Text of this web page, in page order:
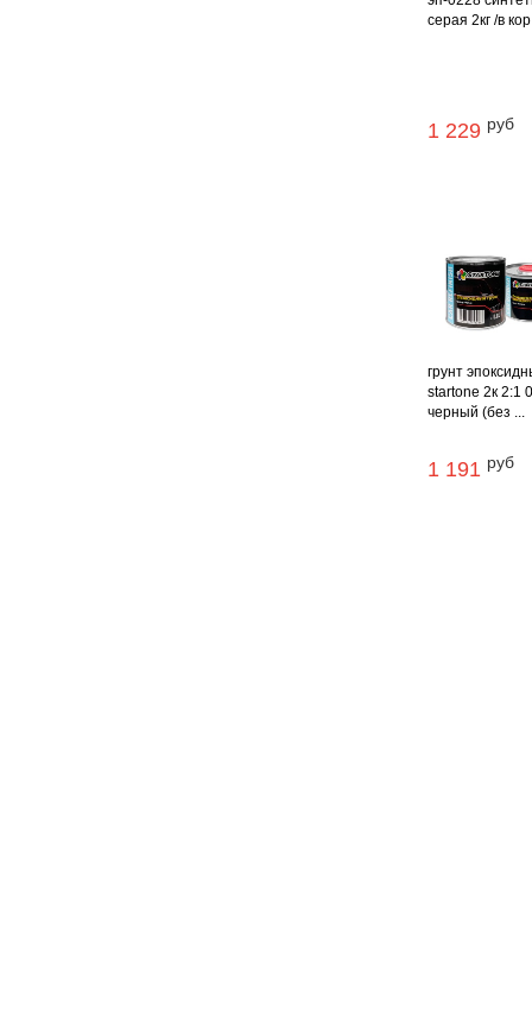
серая 2кг /в
1 229 руб
грунт
startone 2к 2:1
черный (без ...
1 191 руб